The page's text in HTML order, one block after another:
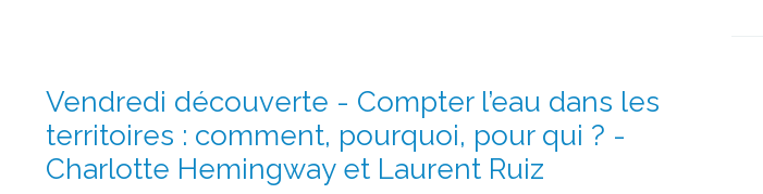
Vendredi découverte - Compter l’eau dans les
territoires : comment, pourquoi, pour qui ? -
Charlotte Hemingway et Laurent Ruiz